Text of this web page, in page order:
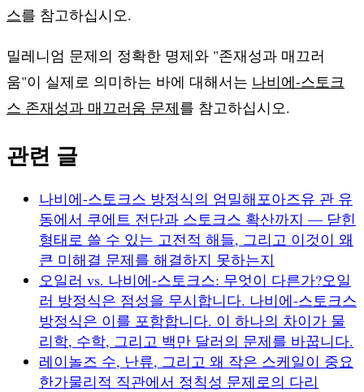
스를 참고하십시오.
밀레니엄 문제의 정확한 명제와 "존재성과 매끄러
움"이 실제로 의미하는 바에 대해서는 나비에-스토크
스 존재성과 매끄러움 문제를 참고하십시오.
관련 글
나비에-스토크스 방정식의 엄밀해포아즈유 관 유
동에서 쿠에트 전단과 스토크스 확산까지 — 닫힌
형태로 쓸 수 있는 고전적 해들, 그리고 이것이 왜
큰 미해결 문제를 해결하지 못하는지
오일러 vs. 나비에-스토크스: 무엇이 다른가?오일
러 방정식은 점성을 무시합니다. 나비에-스토크스
방정식은 이를 포함합니다. 이 하나의 차이가 물
리학, 수학, 그리고 백만 달러의 문제를 바꿉니다.
레이놀즈 수, 난류, 그리고 왜 작은 스케일이 중요
한가물리적 직관에서 정칙성 문제로의 다리